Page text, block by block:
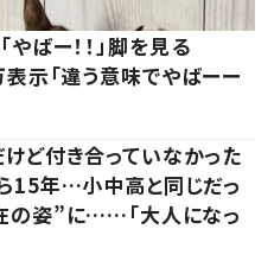
ばー！！」脚を見る
示「違う意味でやばーー
けど付き合っていなかった
15年…小中高と同じだっ
の姿”に……「大人になっ